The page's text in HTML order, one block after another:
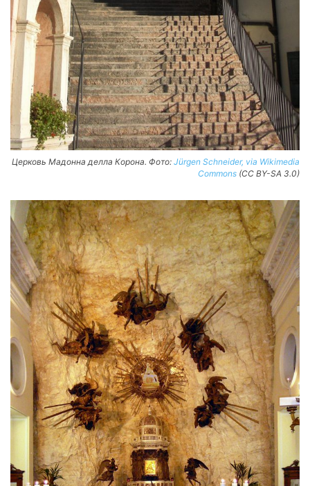
Церковь Мадонна делла Корона. Фото: Jürgen Schneider, via Wikimedia
Commons (CC BY-SA 3.0)